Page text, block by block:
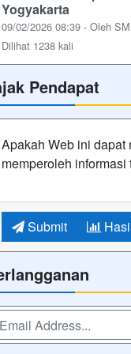
Yogyakarta
09/02/2026 08:39 - Oleh
Dilihat 1238 kali
Pendapat
Apakah Web ini dapat
memperoleh
Submit